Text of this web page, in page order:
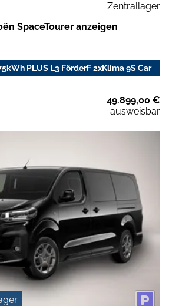
Zentrallager
SpaceTourer anzeigen
PLUS L3 FörderF 2xKlima 9S Car
49.899,00 €
ausweisbar